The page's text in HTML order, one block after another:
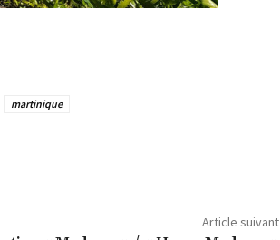
martinique
Article suivant